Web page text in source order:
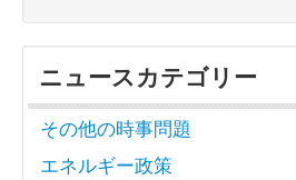
ニュースカテゴリー
その他の時事問題
エネルギー政策